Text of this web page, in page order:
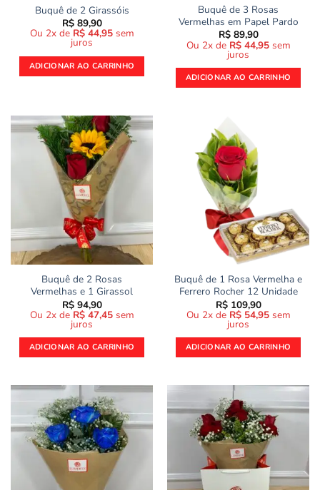
Buquê de 2 Girassóis
R$89,90
Ou 2x de R$44,95 sem
juros
ADICIONAR AO CARRINHO
Buquê de 3 Rosas
Vermelhas em Papel Pardo
R$89,90
Ou 2x de R$44,95 sem
juros
ADICIONAR AO CARRINHO
Buquê de 2 Rosas
Vermelhas e 1 Girassol
R$94,90
Ou 2x de R$47,45 sem
juros
ADICIONAR AO CARRINHO
Buquê de 1 Rosa Vermelha e
Ferrero Rocher 12 Unidade
R$109,90
Ou 2x de R$54,95 sem
juros
ADICIONAR AO CARRINHO